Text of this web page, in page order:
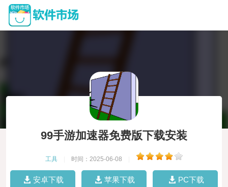
99手游加速器免费版下载安装
工具 时间：2025-06-08
安卓下载 苹果下载 PC下载